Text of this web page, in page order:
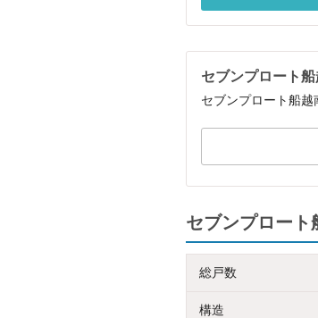
セブンプロート
セブンプロート船越
セブンプロート
総戸数
構造